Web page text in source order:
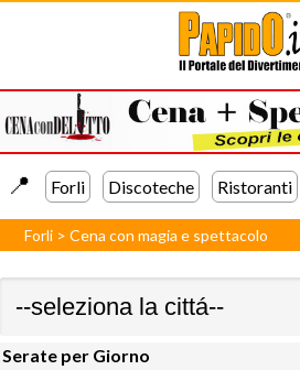
📍️ Forli Discoteche Ristoranti
Forli >Cena con magia e spettacolo
Serate per Giorno